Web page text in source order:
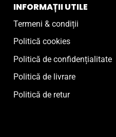
INFORMAȚII UTILE
Termeni & condiții
Politică cookies
Politică de confidențialitate
Politică de livrare
Politică de retur